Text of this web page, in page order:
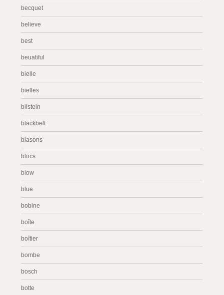
becquet
believe
best
beuatiful
bielle
bielles
bilstein
blackbelt
blasons
blocs
blow
blue
bobine
boîte
boîtier
bombe
bosch
botte